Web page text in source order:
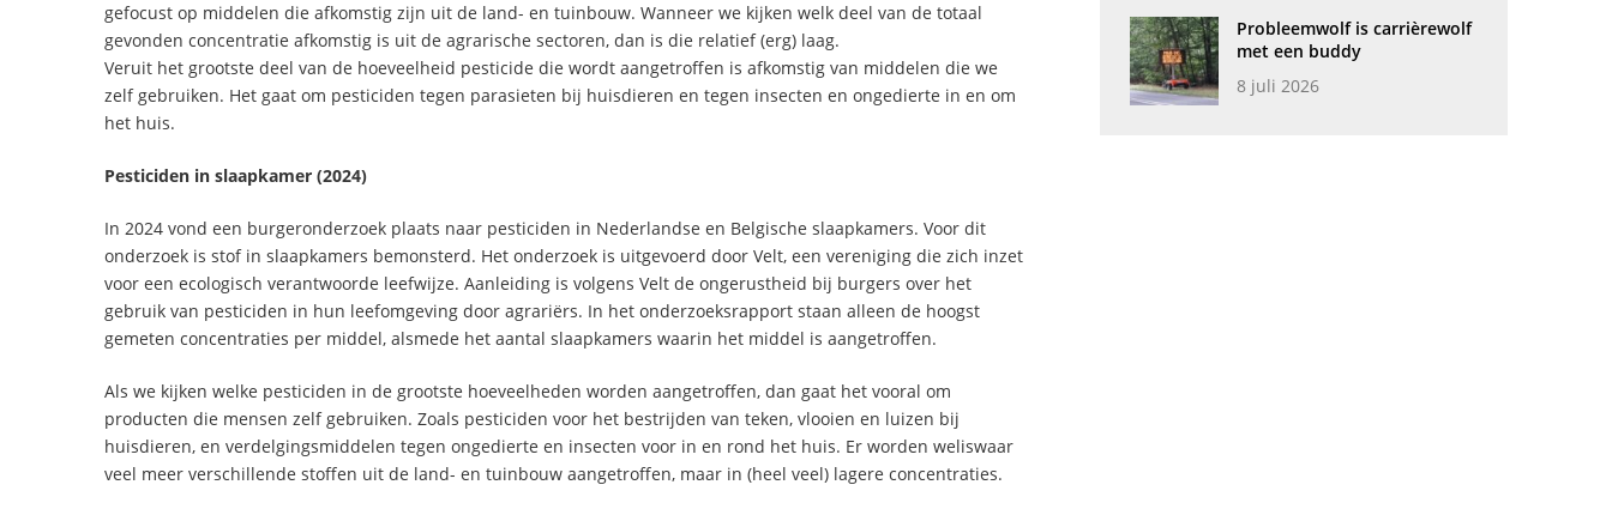
gefocust op middelen die afkomstig zijn uit de land- en tuinbouw. Wanneer we kijken welk deel van de totaal
gevonden concentratie afkomstig is uit de agrarische sectoren, dan is die relatief (erg) laag.
Veruit het grootste deel van de hoeveelheid pesticide die wordt aangetroffen is afkomstig van middelen die we
zelf gebruiken. Het gaat om pesticiden tegen parasieten bij huisdieren en tegen insecten en ongedierte in en om
het huis.
Pesticiden in slaapkamer (2024)
In 2024 vond een burgeronderzoek plaats naar pesticiden in Nederlandse en Belgische slaapkamers. Voor dit
onderzoek is stof in slaapkamers bemonsterd. Het onderzoek is uitgevoerd door Velt, een vereniging die zich inzet
voor een ecologisch verantwoorde leefwijze. Aanleiding is volgens Velt de ongerustheid bij burgers over het
gebruik van pesticiden in hun leefomgeving door agrariërs. In het onderzoeksrapport staan alleen de hoogst
gemeten concentraties per middel, alsmede het aantal slaapkamers waarin het middel is aangetroffen.
Als we kijken welke pesticiden in de grootste hoeveelheden worden aangetroffen, dan gaat het vooral om
producten die mensen zelf gebruiken. Zoals pesticiden voor het bestrijden van teken, vlooien en luizen bij
huisdieren, en verdelgingsmiddelen tegen ongedierte en insecten voor in en rond het huis. Er worden weliswaar
veel meer verschillende stoffen uit de land- en tuinbouw aangetroffen, maar in (heel veel) lagere concentraties.
Probleemwolf is carrièrewolf
met een buddy
8 juli 2026